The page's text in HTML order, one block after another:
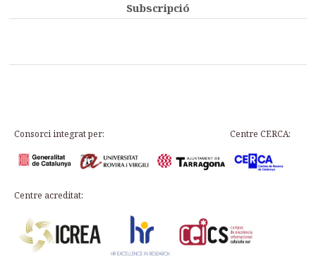
Subscripció
Consorci integrat per: Centre CERCA:
Centre acreditat: